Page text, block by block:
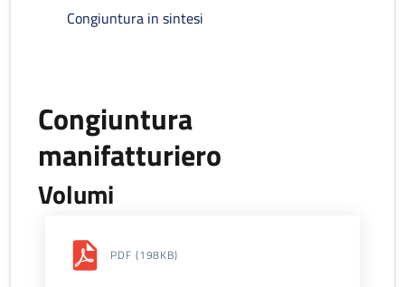
Congiuntura in sintesi
Congiuntura
manifatturiero
Volumi
PDF (198KB)